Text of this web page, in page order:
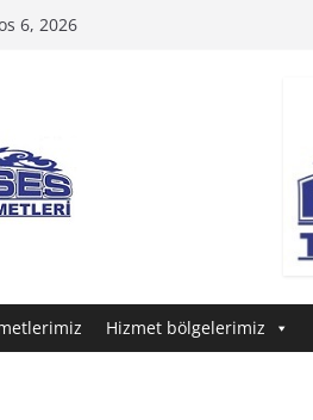
6, 2026
Hizmet bölgelerimiz